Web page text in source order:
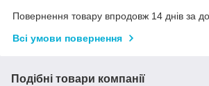
Повернення товару впродовж 14 днів за
Всі умови повернення
Подібні товари компанії